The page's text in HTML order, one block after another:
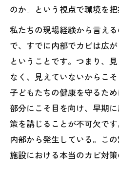
のか」という視点で環境を把
私たちの現場経験から言え
で、すでに内部でカビは広
ということです。つまり、
なく、見えていないからこ
子どもたちの健康を守るた
部分にこそ目を向け、早期
策を講じることが不可欠です
内部から発生している。こ
施設における本当のカビ対策